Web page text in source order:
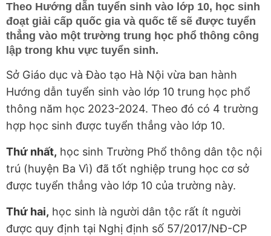
Theo Hướng dẫn tuyển sinh vào lớp 10, học sinh
đoạt giải cấp quốc gia và quốc tế sẽ được tuyển
thẳng vào một trường trung học phổ thông công
lập trong khu vực tuyển sinh.
Sở Giáo dục và Đào tạo Hà Nội vừa ban hành
Hướng dẫn tuyển sinh vào lớp 10 trung học phổ
thông năm học 2023-2024. Theo đó có 4 trường
hợp học sinh được tuyển thẳng vào lớp 10.
Thứ nhất, học sinh Trường Phổ thông dân tộc nội
trú (huyện Ba Vì) đã tốt nghiệp trung học cơ sở
được tuyển thẳng vào lớp 10 của trường này.
Thứ hai, học sinh là người dân tộc rất ít người
được quy định tại Nghị định số 57/2017/NĐ-CP